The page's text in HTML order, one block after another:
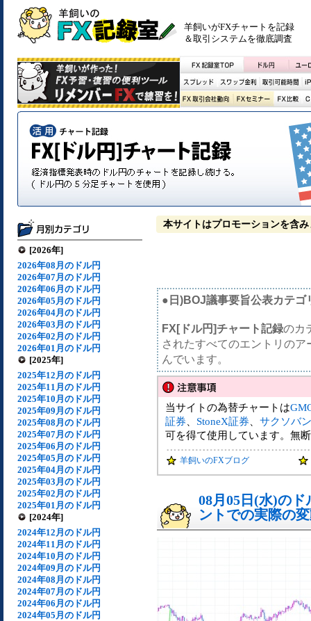
羊飼いがFXチャートを記録
＆取引システムを徹底調査
[2026年]
2026年08月のドル円
2026年07月のドル円
2026年06月のドル円
2026年05月のドル円
2026年04月のドル円
2026年03月のドル円
2026年02月のドル円
2026年01月のドル円
[2025年]
2025年12月のドル円
2025年11月のドル円
2025年10月のドル円
2025年09月のドル円
2025年08月のドル円
2025年07月のドル円
2025年06月のドル円
2025年05月のドル円
2025年04月のドル円
2025年03月のドル円
2025年02月のドル円
2025年01月のドル円
[2024年]
2024年12月のドル円
2024年11月のドル円
2024年10月のドル円
2024年09月のドル円
2024年08月のドル円
2024年07月のドル円
2024年06月のドル円
2024年05月のドル円
本サイトはプロモーションを含み
●日)BOJ議事要旨公表カテゴ
FX[ドル円]チャート記録のカ
されたすべてのエントリの
んでいます。
当サイトの為替チャートは
証券
StoneX証券
サクソバ
可を得て使用しています。無
羊飼いのFXブログ
08月05日(水)の
ントでの実際の